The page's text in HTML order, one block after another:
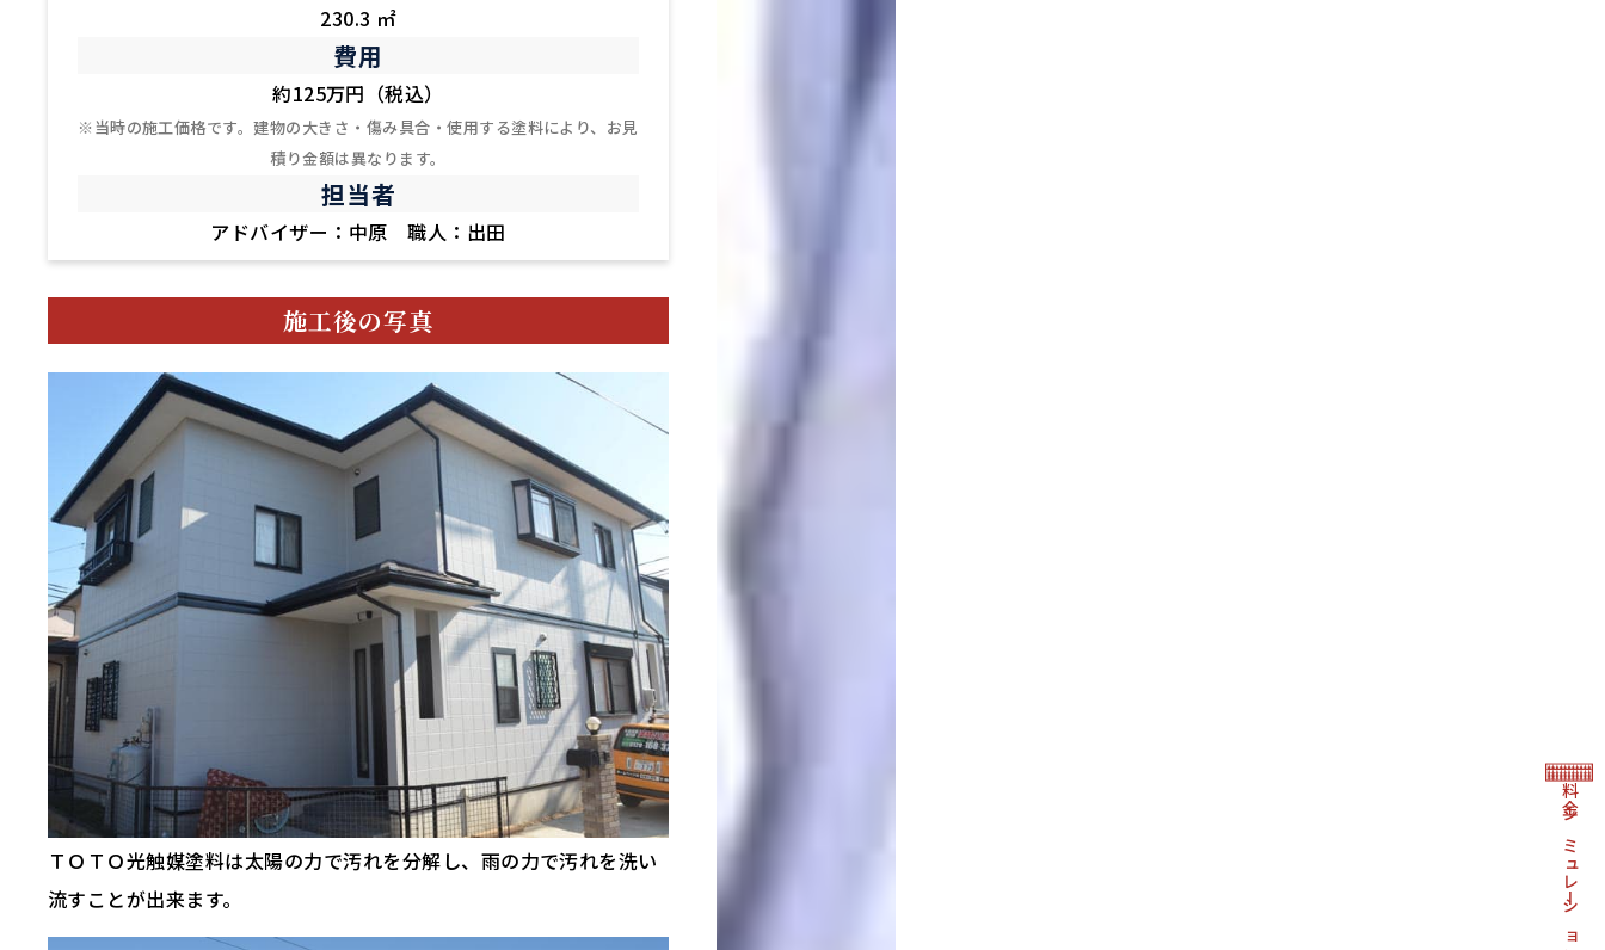
230.3 ㎡
費用
約125万円（税込）
※当時の施工価格です。建物の大きさ・傷み具合・使用する塗料により、お見
積り金額は異なります。
担当者
アドバイザー：中原 職人：出田
施工後の写真
ＴＯＴＯ光触媒塗料は太陽の力で汚れを分解し、雨の力で汚れを洗い
流すことが出来ます。
料金シミュレーション